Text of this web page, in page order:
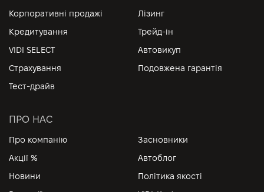
Корпоративні продажі
Лізинг
Кредитування
Трейд-ін
VIDI SELECT
Автовикуп
Страхування
Подовжена гарантія
Тест-драйв
ПРО НАС
Про компанію
Засновники
Акції %
Автоблог
Новини
Політика якості